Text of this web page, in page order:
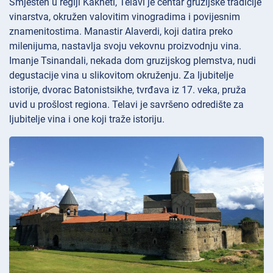
vinarstva, okružen valovitim vinogradima i povijesnim
znamenitostima. Manastir Alaverdi, koji datira preko
milenijuma, nastavlja svoju vekovnu proizvodnju vina.
Imanje Tsinandali, nekada dom gruzijskog plemstva, nudi
degustacije vina u slikovitom okruženju. Za ljubitelje
istorije, dvorac Batonistsikhe, tvrđava iz 17. veka, pruža
uvid u prošlost regiona. Telavi je savršeno odredište za
ljubitelje vina i one koji traže istoriju.